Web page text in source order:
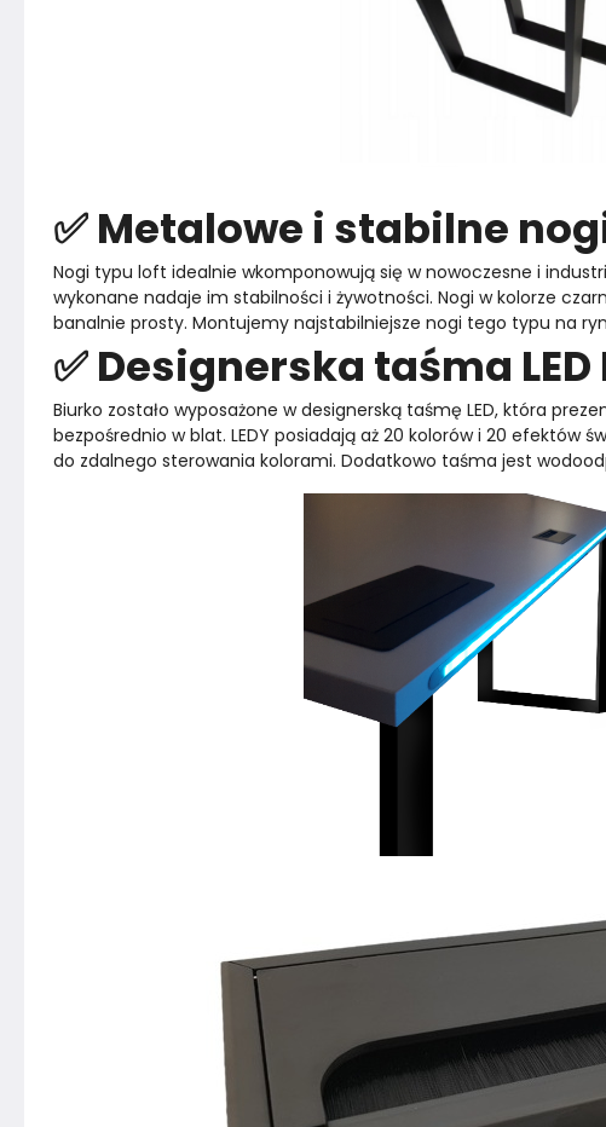
✅ Metalowe i stabilne
Nogi typu loft idealnie wkomponowują się w nowoczesne i
wykonane nadaje im stabilności i żywotności. Nogi w kolorze
banalnie prosty. Montujemy najstabilniejsze nogi tego typu na
✅ Designerska taśma LED
Biurko zostało wyposażone w designerską taśmę LED, która
bezpośrednio w blat. LEDY posiadają aż 20 kolorów i 20 efektów
do zdalnego sterowania kolorami. Dodatkowo taśma jest